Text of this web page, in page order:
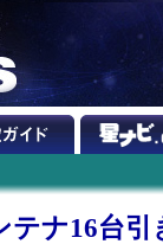
テナ16台引